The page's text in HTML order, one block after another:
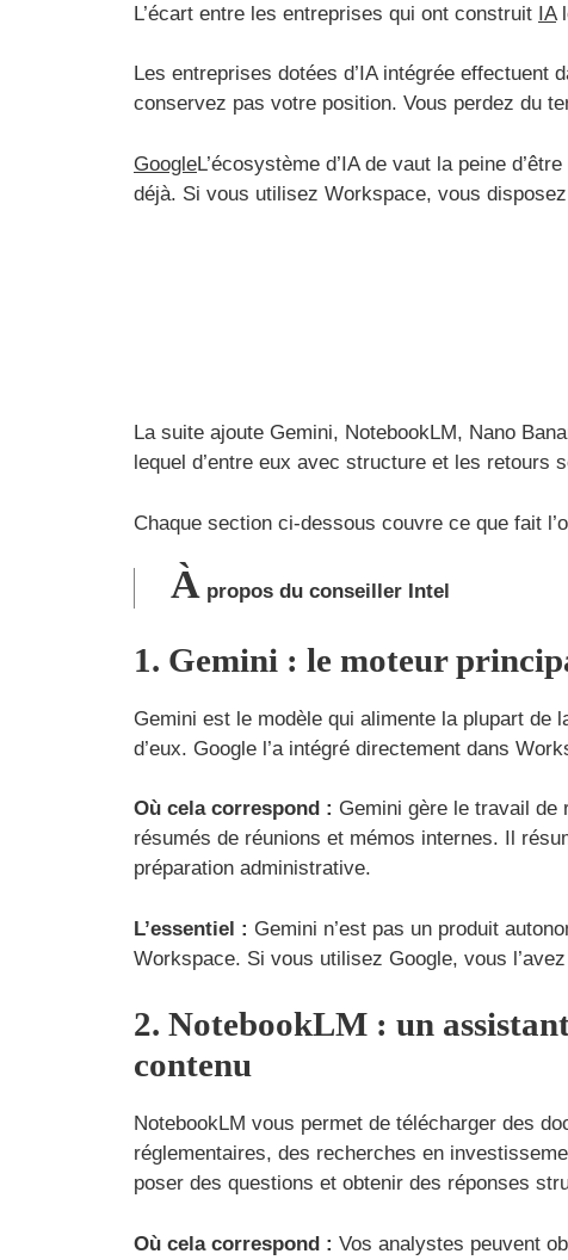
L’écart entre les entreprises qui ont construit IA
Les entreprises dotées d’IA intégrée
conservez pas votre position. Vous perdez du
GoogleL’écosystème d’IA de vaut la peine
déjà. Si vous utilisez Workspace, vous
La suite ajoute Gemini, NotebookLM, Nano
lequel d’entre eux avec structure et les retours
Chaque section ci-dessous couvre ce que fait
À propos du conseiller Intel
1. Gemini : le moteur
Gemini est le modèle qui alimente la plupart de
d’eux. Google l’a intégré directement dans
Où cela correspond : Gemini gère le travail de
résumés de réunions et mémos internes. Il
préparation administrative.
L’essentiel : Gemini n’est pas un produit
Workspace. Si vous utilisez Google, vous l’avez
2. NotebookLM : un
contenu
NotebookLM vous permet de télécharger des
réglementaires, des recherches en
poser des questions et obtenir des réponses
Où cela correspond : Vos analystes peuvent